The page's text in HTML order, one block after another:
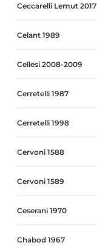
Ceccarelli Lemut 2017
Celant 1989
Cellesi 2008-2009
Cerretelli 1987
Cerretelli 1998
Cervoni 1588
Cervoni 1589
Ceserani 1970
Chabod 1967